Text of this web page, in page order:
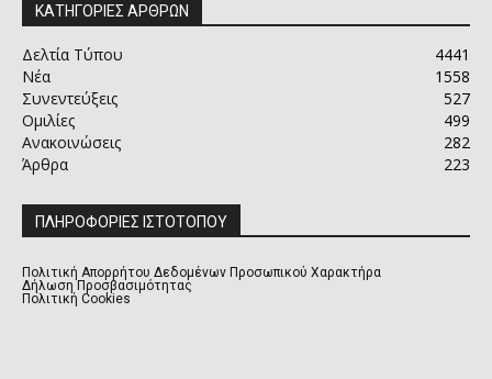
ΚΑΤΗΓΟΡΙΕΣ ΑΡΘΡΩΝ
Δελτία Τύπου
4441
Νέα
1558
Συνεντεύξεις
527
Ομιλίες
499
Ανακοινώσεις
282
Άρθρα
223
ΠΛΗΡΟΦΟΡΙΕΣ ΙΣΤΟΤΟΠΟΥ
Πολιτική Απορρήτου Δεδομένων Προσωπικού Χαρακτήρα
Δήλωση Προσβασιμότητας
Πολιτική Cookies